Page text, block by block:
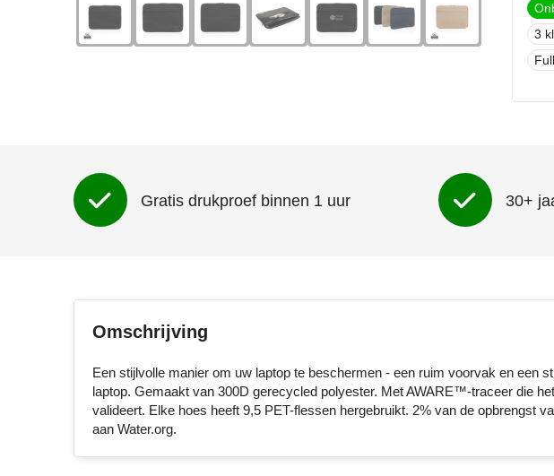
3
Gratis drukproef binnen 1 uur 30+
Omschrijving
Een stijlvolle manier om uw laptop te beschermen - een ruim voorvak en een
laptop. Gemaakt van 300D gerecycled polyester. Met AWARE™-traceer die
valideert. Elke hoes heeft 9,5 PET-flessen hergebruikt. 2% van de opbrengst
aan Water.org.